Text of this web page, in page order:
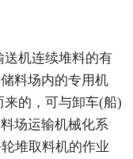
机连续堆料的有
料场内的专用机
的，可与卸车(船)
场运输机械化系
堆取料机的作业